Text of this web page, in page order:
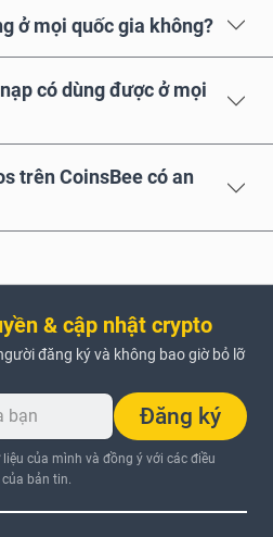
ở mọi quốc gia không?
có dùng được ở mọi
trên CoinsBee có an
& cập nhật crypto
đăng ký và không bao giờ bỏ lỡ
Đăng ký
của mình và đồng ý với các điều
của bản tin.